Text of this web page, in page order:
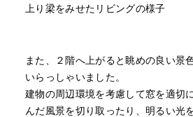
上り梁をみせたリビングの様子
また、２階へ上がると眺めの良い景
いらっしゃいました。
建物の周辺環境を考慮して窓を適切
んだ風景を切り取ったり、明るい光